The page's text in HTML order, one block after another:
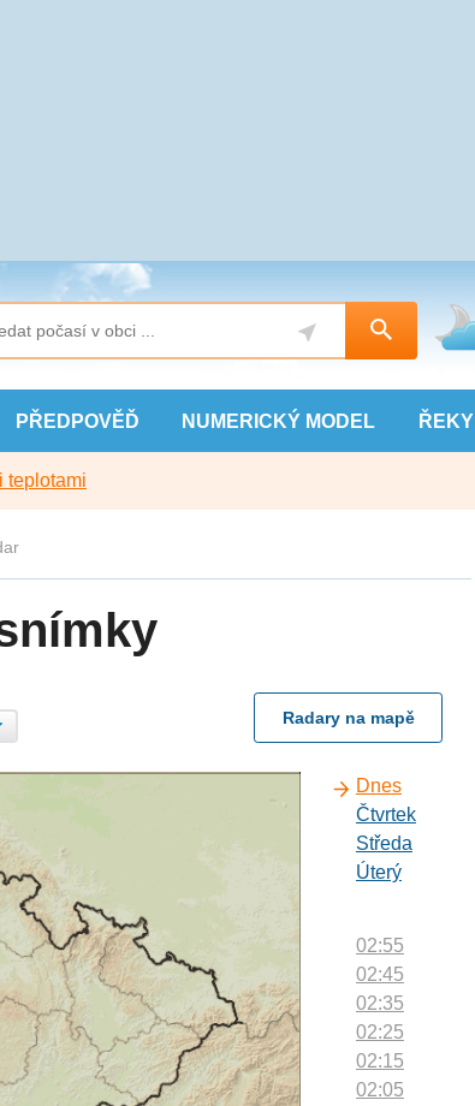
PŘEDPOVĚĎ NUMERICKÝ MODEL ŘEKY
teplotami
Radary na mapě
Dnes
Čtvrtek
Středa
Úterý
02:55
02:45
02:35
02:25
02:15
02:05